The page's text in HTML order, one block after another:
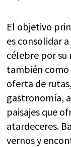
El objetivo
es consolidar
célebre por
también como
oferta de
gastronomía,
paisajes que
atardeceres.
vernos y